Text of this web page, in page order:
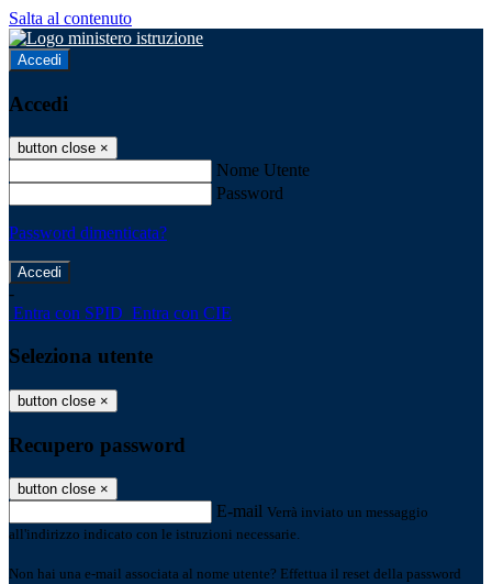
Salta al contenuto
Accedi
Accedi
button close ×
Nome Utente
Password
Password dimenticata?
-
Entra con SPID Entra con CIE
Seleziona utente
button close ×
Recupero password
button close ×
E-mail Verrà inviato un messaggio
all'indirizzo indicato con le istruzioni necessarie.
Non hai una e-mail associata al nome utente? Effettua il reset della password